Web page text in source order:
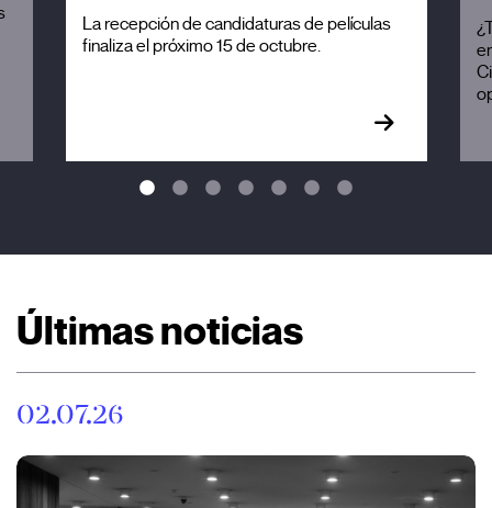
La recepción de candidaturas de películas
finaliza el próximo 15 de octubre.
Últimas noticias
02.07.26